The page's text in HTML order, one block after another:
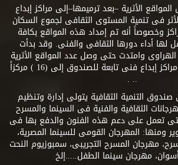
الأثرية –بعد ترميمها–إلى مراكز إبداع
فى تنمية المستوى الثقافى لجموع السكان
وخصوصاً أنه تم إمداد هذه المواقع بكافة
لها أداء دورها الثقافى والفنى. وقد بدأت
عام 1996 ببيت الهراوى وامتدت حتى وصل عدد المواقع الأثرية
التى تم تحويلها إلى مراكز إبداع فنى تابعة للصندوق إلى (16 ) مركزاً
.. .
التنمية الثقافية يتولى إدارة وتنظيم
الثقافية والفنية فى السينما والمسرح
تعمل على دعم هذه الفنون والدفع بها فى
ومنها: المهرجان القومى للسينما المصرية،
مهرجان المسرح التجريبى، سمبوزيوم النحت
مهرجان سينما الطفل.....إلخ